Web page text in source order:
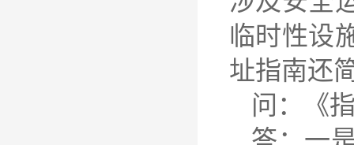
临时性设
址指南还
问：《